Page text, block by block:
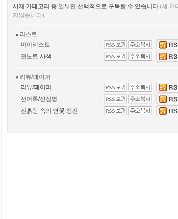
서재 카테고리 중 일부만 선택적으로 구독할 수 있습니다 (새 카
지않습니다)
리스트
마이리스트
관노트 사색
리뷰/페이퍼
리뷰/페이퍼
선어록/신심명
진흙탕 속의 연꽃 정진